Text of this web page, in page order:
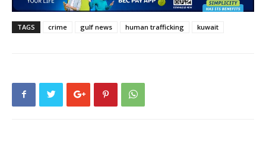
TAGS crime gulf news human trafficking kuwait